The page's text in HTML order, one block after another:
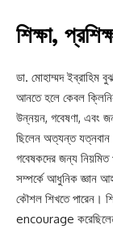
শিক্ষা,
ডা. মোহাম্মদ ইব্রাহিম
আনতে হলে কেবল
উন্নয়ন, গবেষণা, এবং
ছিলেন অত্যন্ত যত্নবান।
গবেষকদের জন্য নিয়মিত
সম্পর্কে আধুনিক জ্ঞান
কৌশল শিখতে পারেন।
encourage করেছিলেন